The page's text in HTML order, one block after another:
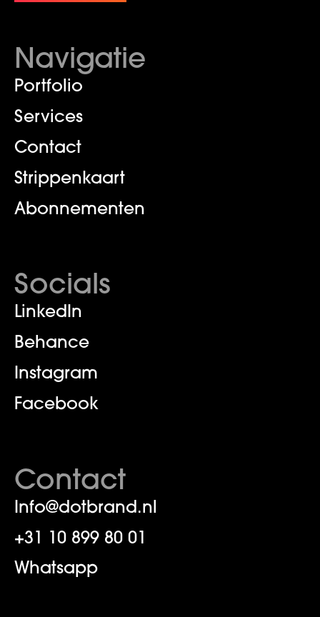
Navigatie
Portfolio
Services
Contact
Strippenkaart
Abonnementen
Socials
LinkedIn
Behance
Instagram
Facebook
Contact
Info@dotbrand.nl
+31 ‪10 899 80 01‬
Whatsapp